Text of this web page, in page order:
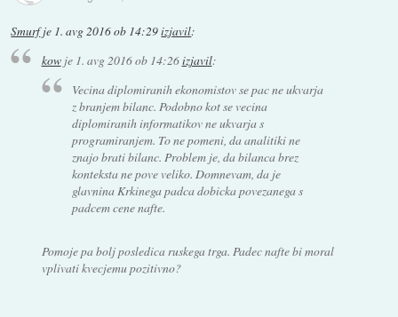
Smurfje 1. avg 2016 ob 14:29izjavil:
kowje 1. avg 2016 ob 14:26izjavil:
Vecina diplomiranih ekonomistov se pac ne ukvarja
z branjem bilanc. Podobno kot se vecina
diplomiranih informatikov ne ukvarja s
programiranjem. To ne pomeni, da analitiki ne
znajo brati bilanc. Problem je, da bilanca brez
konteksta ne pove veliko. Domnevam, da je
glavnina Krkinega padca dobicka povezanega s
padcem cene nafte.
Pomoje pa bolj posledica ruskega trga. Padec nafte bi moral
vplivati kvecjemu pozitivno?